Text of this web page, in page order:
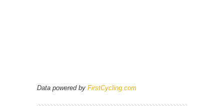
Data powered by FirstCycling.com